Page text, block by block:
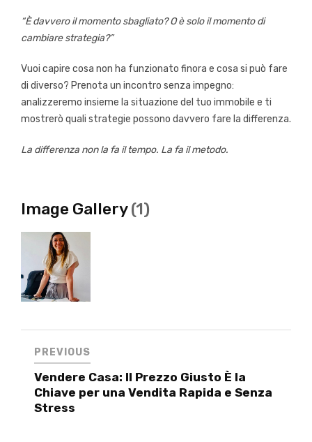
“È davvero il momento sbagliato? O è solo il momento di
cambiare strategia?”
Vuoi capire cosa non ha funzionato finora e cosa si può fare
di diverso? Prenota un incontro senza impegno:
analizzeremo insieme la situazione del tuo immobile e ti
mostrerò quali strategie possono davvero fare la differenza.
La differenza non la fa il tempo. La fa il metodo.
Image Gallery(1)
PREVIOUS
Vendere Casa: Il Prezzo Giusto È la
Chiave per una Vendita Rapida e Senza
Stress